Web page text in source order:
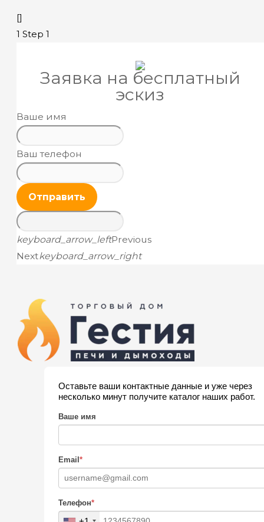
[]
1 Step 1
Заявка на бесплатный
эскиз
Ваше имя
Ваш телефон
Отправить
keyboard_arrow_leftPrevious
Nextkeyboard_arrow_right
Оставьте ваши контактные данные и уже через
несколько минут получите каталог наших работ.
Ваше имя
Email *
Телефон*